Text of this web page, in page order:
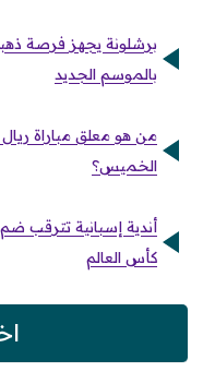
برشلونة يجهز فرصة
بالموسم الجديد
من هو معلق مباراة
الخميس؟
أندية إسبانية تترقب
كأس العالم